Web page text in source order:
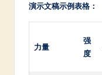
演示文稿示例表格：
力量
强
度